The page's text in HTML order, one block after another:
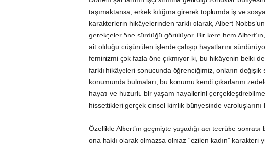
taşımaktansa, erkek kılığına girerek toplumda iş ve
karakterlerin hikâyelerinden farklı olarak, Albert
gerekçeler öne sürdüğü görülüyor. Bir kere hem
ait olduğu düşünülen işlerde çalışıp hayatlarını
feminizmi çok fazla öne çıkmıyor ki, bu hikâyenin belki
farklı hikâyeleri sonucunda öğrendiğimiz, onların
konumunda bulmaları, bu konumu kendi çıkarlarını
hayatı ve huzurlu bir yaşam hayallerini
hissettikleri gerçek cinsel kimlik bünyesinde varoluşlarını
Özellikle Albert’ın geçmişte yaşadığı acı tecrübe
ona haklı olarak olmazsa olmaz “ezilen kadın” karakteri